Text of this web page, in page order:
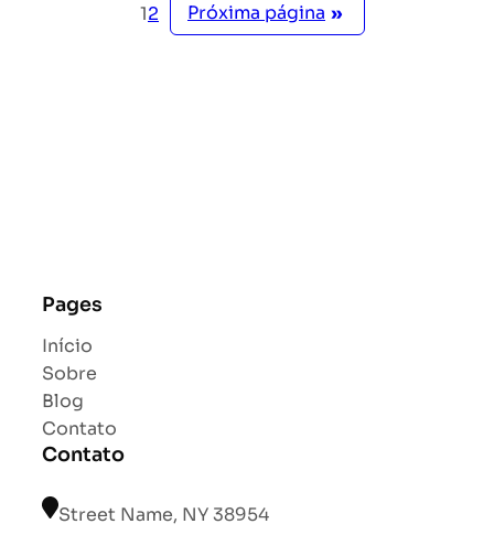
12 Próxima página »
Pages
Início
Sobre
Blog
Contato
Contato
Street Name, NY 38954